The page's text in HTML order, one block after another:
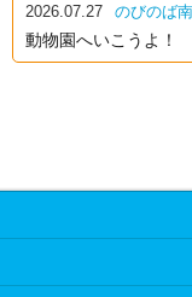
2026.07.27 のびのば
動物園へいこうよ！